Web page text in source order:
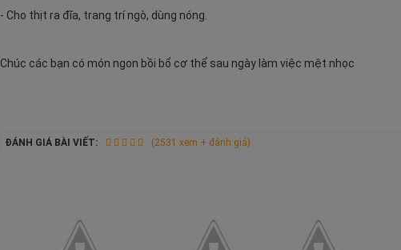
- Cho thịt ra đĩa, trang trí ngò, dùng nóng.
Chúc các bạn có món ngon bồi bổ cơ thể sau ngày làm việc mệt nhọc
ĐÁNH GIÁ BÀI VIẾT: (2531 xem + đánh giá)